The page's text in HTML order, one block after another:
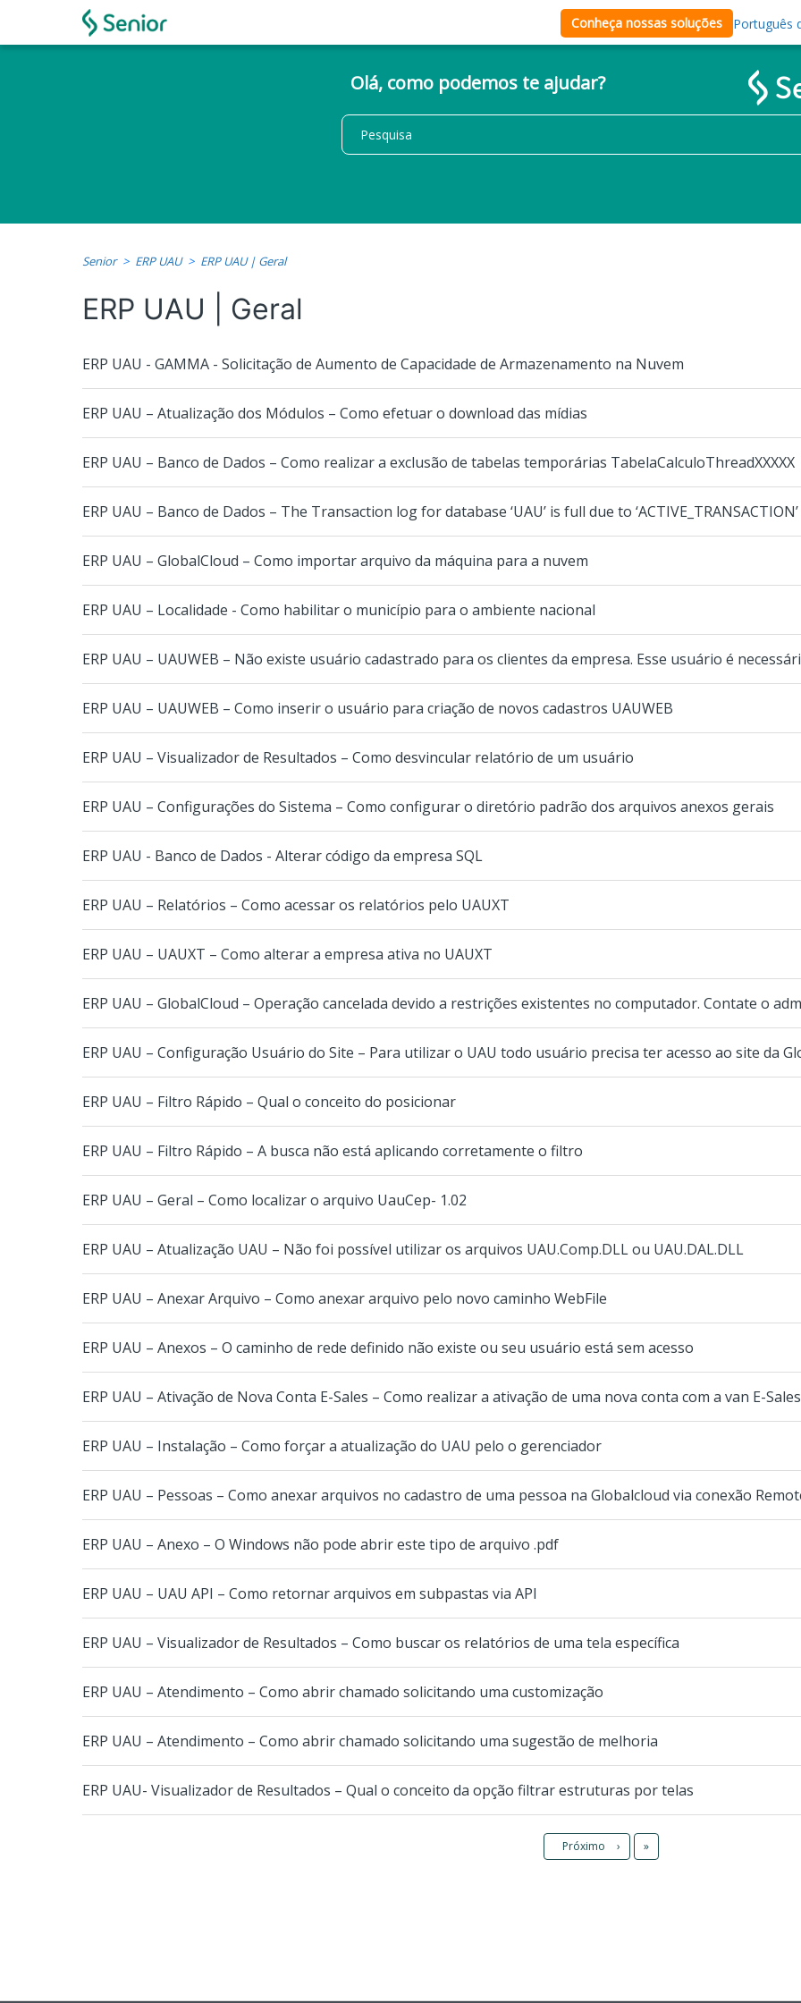
Conheça nossas soluções Português
Olá, como podemos te ajudar?
Senior ERP UAU ERP UAU | Geral
ERP UAU | Geral
ERP UAU - GAMMA - Solicitação de Aumento de Capacidade de Armazenamento na Nuvem
ERP UAU – Atualização dos Módulos – Como efetuar o download das mídias
ERP UAU – Banco de Dados – Como realizar a exclusão de tabelas temporárias TabelaCalculoThreadXXXXX
ERP UAU – Banco de Dados – The Transaction log for database ‘UAU’ is full due to ‘ACTIVE_TRANSACTION’
ERP UAU – GlobalCloud – Como importar arquivo da máquina para a nuvem
ERP UAU – Localidade - Como habilitar o município para o ambiente nacional
ERP UAU – UAUWEB – Não existe usuário cadastrado para os clientes da empresa. Esse usuário é
ERP UAU – UAUWEB – Como inserir o usuário para criação de novos cadastros UAUWEB
ERP UAU – Visualizador de Resultados – Como desvincular relatório de um usuário
ERP UAU – Configurações do Sistema – Como configurar o diretório padrão dos arquivos anexos gerais
ERP UAU - Banco de Dados - Alterar código da empresa SQL
ERP UAU – Relatórios – Como acessar os relatórios pelo UAUXT
ERP UAU – UAUXT – Como alterar a empresa ativa no UAUXT
ERP UAU – GlobalCloud – Operação cancelada devido a restrições existentes no computador. Contate o
ERP UAU – Configuração Usuário do Site – Para utilizar o UAU todo usuário precisa ter acesso ao site da
ERP UAU – Filtro Rápido – Qual o conceito do posicionar
ERP UAU – Filtro Rápido – A busca não está aplicando corretamente o filtro
ERP UAU – Geral – Como localizar o arquivo UauCep- 1.02
ERP UAU – Atualização UAU – Não foi possível utilizar os arquivos UAU.Comp.DLL ou UAU.DAL.DLL
ERP UAU – Anexar Arquivo – Como anexar arquivo pelo novo caminho WebFile
ERP UAU – Anexos – O caminho de rede definido não existe ou seu usuário está sem acesso
ERP UAU – Ativação de Nova Conta E-Sales – Como realizar a ativação de uma nova conta com a van E-Sales
ERP UAU – Instalação – Como forçar a atualização do UAU pelo o gerenciador
ERP UAU – Pessoas – Como anexar arquivos no cadastro de uma pessoa na Globalcloud via conexão
ERP UAU – Anexo – O Windows não pode abrir este tipo de arquivo .pdf
ERP UAU – UAU API – Como retornar arquivos em subpastas via API
ERP UAU – Visualizador de Resultados – Como buscar os relatórios de uma tela específica
ERP UAU – Atendimento – Como abrir chamado solicitando uma customização
ERP UAU – Atendimento – Como abrir chamado solicitando uma sugestão de melhoria
ERP UAU- Visualizador de Resultados – Qual o conceito da opção filtrar estruturas por telas
Próximo › Último
»